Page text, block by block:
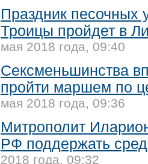
Праздник песочных
Троицы пройдет в
мая 2018 года, 09:40
Сексменьшинства
пройти маршем по
мая 2018 года, 09:36
Митрополит
РФ поддержать
2018 года, 09:32